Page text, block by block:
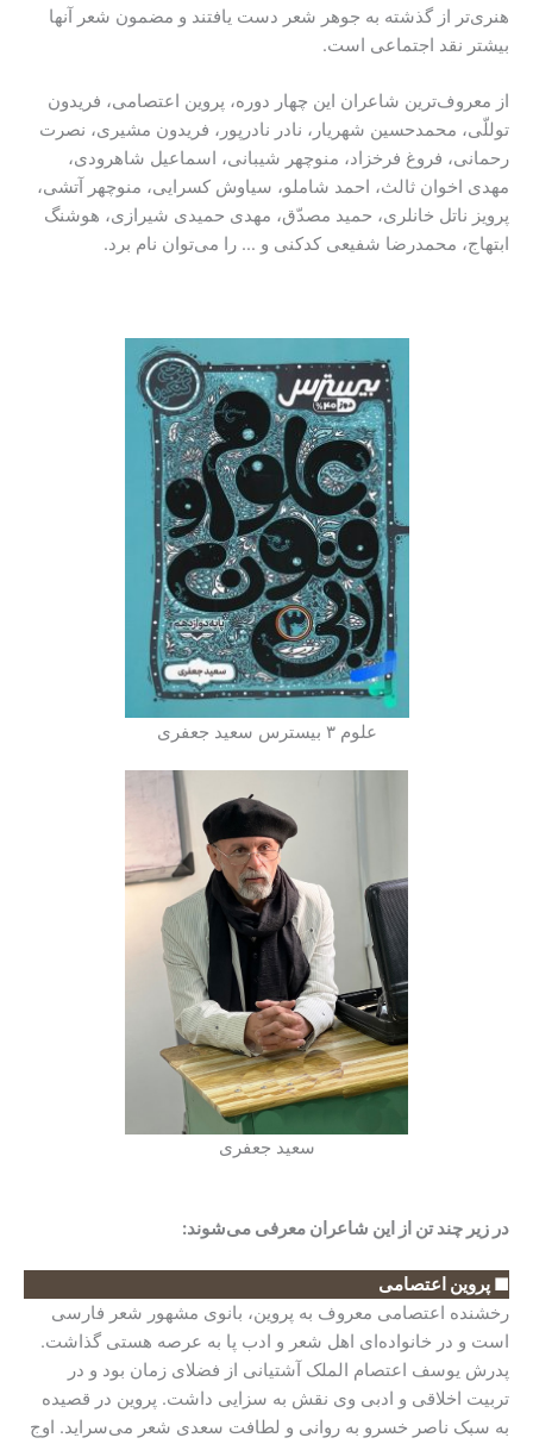
هنری‌تر از گذشته به جوهر شعر دست یافتند و مضمون شعر آنها
بیشتر نقد اجتماعی است.
از معروف‌ترین شاعران این چهار دوره، پروین اعتصامی، فریدون
توللّی، محمدحسین شهریار، نادر نادرپور، فریدون مشیری، نصرت
رحمانی، فروغ فرخزاد، منوچهر شیبانی، اسماعیل شاهرودی،
مهدی اخوان ثالث، احمد شاملو، سیاوش کسرایی، منوچهر آتشی،
پرویز ناتل خانلری، حمید مصدّق، مهدی حمیدی شیرازی، هوشنگ
ابتهاج، محمدرضا شفیعی کدکنی و … را می‌توان نام برد.
علوم ۳ بیسترس سعید جعفری
سعید جعفری
در زیر چند تن از این شاعران معرفی می‌شوند:
■ پروین اعتصامی
رخشنده اعتصامی معروف به پروین، بانوی مشهور شعر فارسی
است و در خانواده‌‌ای اهل شعر و ادب پا به عرصه هستی گذاشت.
پدرش یوسف اعتصام الملک آشتیانی از فضلای زمان بود و در
تربیت اخلاقی و ادبی وی نقش به سزایی داشت. پروین در قصیده
به سبک ناصر خسرو به روانی و لطافت سعدی شعر می‌سراید. اوج